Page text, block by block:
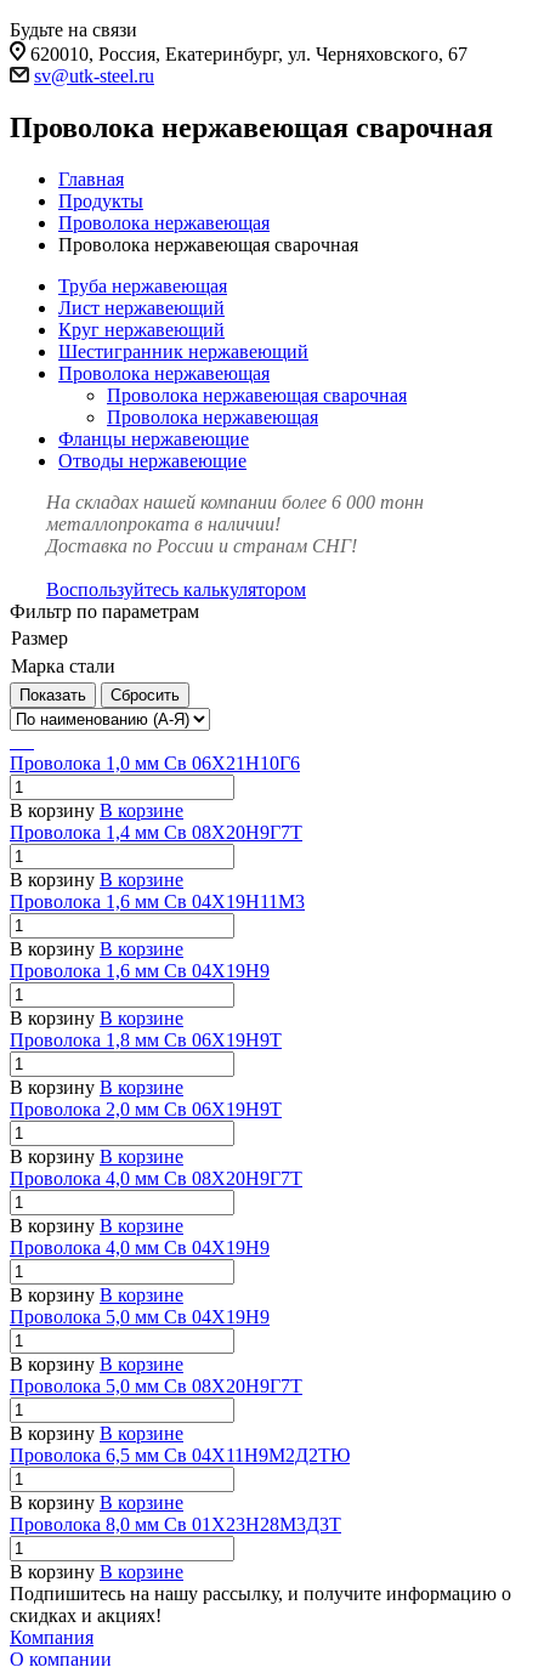
Будьте на связи
620010, Россия, Екатеринбург, ул. Черняховского, 67
sv@utk-steel.ru
Проволока нержавеющая сварочная
Главная
Продукты
Проволока нержавеющая
Проволока нержавеющая сварочная
Труба нержавеющая
Лист нержавеющий
Круг нержавеющий
Шестигранник нержавеющий
Проволока нержавеющая
Проволока нержавеющая сварочная
Проволока нержавеющая
Фланцы нержавеющие
Отводы нержавеющие
На складах нашей компании более 6 000 тонн
металлопроката в наличии!
Доставка по России и странам СНГ!
Воспользуйтесь калькулятором
Фильтр по параметрам
Размер
Марка стали
Сбросить
Проволока 1,0 мм Св 06Х21Н10Г6
В корзину В корзине
Проволока 1,4 мм Св 08Х20Н9Г7Т
В корзину В корзине
Проволока 1,6 мм Св 04Х19Н11М3
В корзину В корзине
Проволока 1,6 мм Св 04Х19Н9
В корзину В корзине
Проволока 1,8 мм Св 06Х19Н9Т
В корзину В корзине
Проволока 2,0 мм Св 06Х19Н9Т
В корзину В корзине
Проволока 4,0 мм Св 08Х20Н9Г7Т
В корзину В корзине
Проволока 4,0 мм Св 04Х19Н9
В корзину В корзине
Проволока 5,0 мм Св 04Х19Н9
В корзину В корзине
Проволока 5,0 мм Св 08Х20Н9Г7Т
В корзину В корзине
Проволока 6,5 мм Св 04Х11Н9М2Д2ТЮ
В корзину В корзине
Проволока 8,0 мм Св 01Х23Н28М3Д3Т
В корзину В корзине
Подпишитесь на нашу рассылку, и получите информацию о
скидках и акциях!
Компания
О компании